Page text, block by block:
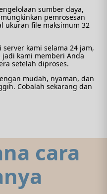
sumber daya,
pemrosesan
ukuran file maksimum 32
kami selama 24 jam,
kami memberi Anda
setelah diproses.
mudah, nyaman, dan
Cobalah sekarang dan
cara